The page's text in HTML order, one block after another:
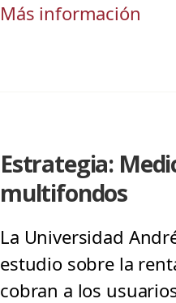
Más información
Estrategia:
multifondos
La Universidad
estudio sobre la
cobran a los